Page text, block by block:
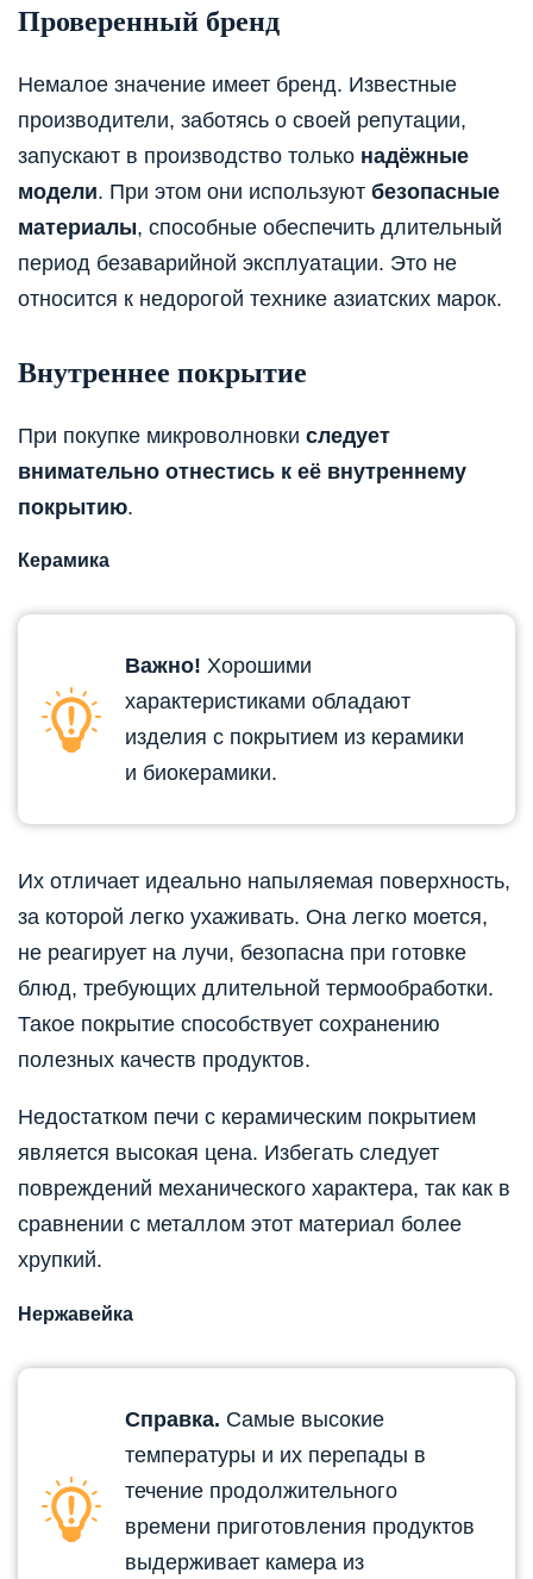
Проверенный бренд
Немалое значение имеет бренд. Известные
производители, заботясь о своей репутации,
запускают в производство только надёжные
модели. При этом они используют безопасные
материалы, способные обеспечить длительный
период безаварийной эксплуатации. Это не
относится к недорогой технике азиатских марок.
Внутреннее покрытие
При покупке микроволновки следует
внимательно отнестись к её внутреннему
покрытию.
Керамика
Важно! Хорошими
характеристиками обладают
изделия с покрытием из керамики
и биокерамики.
Их отличает идеально напыляемая поверхность,
за которой легко ухаживать. Она легко моется,
не реагирует на лучи, безопасна при готовке
блюд, требующих длительной термообработки.
Такое покрытие способствует сохранению
полезных качеств продуктов.
Недостатком печи с керамическим покрытием
является высокая цена. Избегать следует
повреждений механического характера, так как в
сравнении с металлом этот материал более
хрупкий.
Нержавейка
Справка. Самые высокие
температуры и их перепады в
течение продолжительного
времени приготовления продуктов
выдерживает камера из